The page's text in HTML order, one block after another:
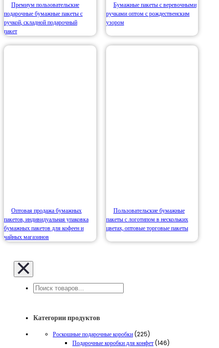
Премиум пользовательские
подарочные бумажные пакеты с
ручкой, складной подарочный
пакет
Бумажные пакеты с веревочными
ручками оптом с рождественским
узором
Оптовая продажа бумажных
пакетов, индивидуальная упаковка
бумажных пакетов для кофеен и
чайных магазинов
Пользовательские бумажные
пакеты с логотипом в нескольких
цветах, оптовые торговые пакеты
Поиск
Категории продуктов
Роскошные подарочные коробки 225225
товаров
Подарочные коробки для конфет 146146